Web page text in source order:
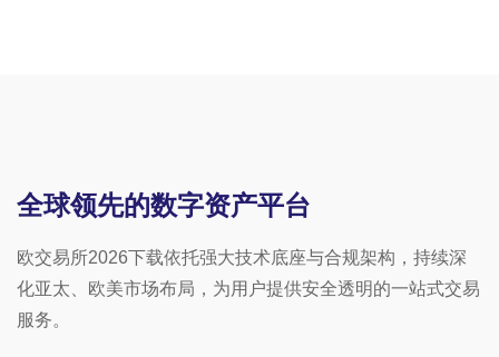
全球领先的数字资产平台
欧交易所2026下载依托强大技术底座与合规架构，持续深
化亚太、欧美市场布局，为用户提供安全透明的一站式交易
服务。